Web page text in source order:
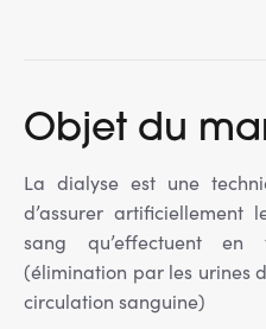
Objet du
La dialyse est une
d’assurer artificiellement
sang qu’effectuent
(élimination par les urines
circulation sanguine)